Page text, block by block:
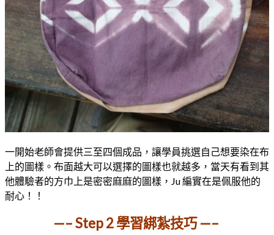
一開始老師會提供三至四個成品，讓學員挑選自己想要染在布
上的圖樣。布面越大可以選擇的圖樣也就越多，當天有看到其
他體驗者的方巾上是密密麻麻的圖樣，Ju 編實在是佩服他的
耐心！！
—– Step 2 學習綁紮技巧 —–